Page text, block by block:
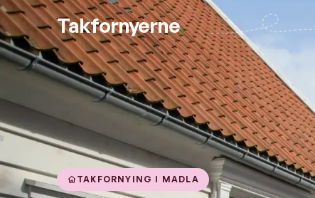
Takfornyerne.
TAKFORNYING I MADLA